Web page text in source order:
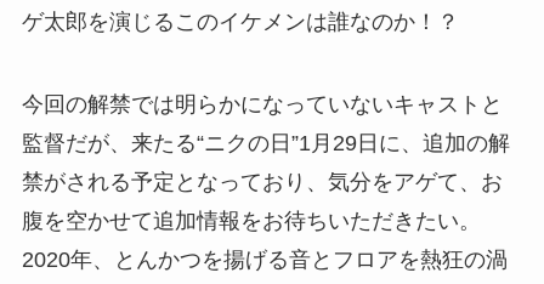
ゲ太郎を演じるこのイケメンは誰なのか！？
今回の解禁では明らかになっていないキャストと
監督だが、来たる“ニクの日”1月29日に、追加の解
禁がされる予定となっており、気分をアゲて、お
腹を空かせて追加情報をお待ちいただきたい。
2020年、とんかつを揚げる音とフロアを熱狂の渦